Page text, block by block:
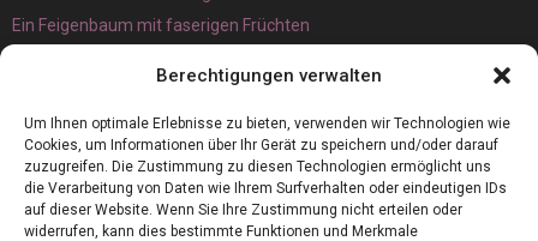
Berechtigungen verwalten
Um Ihnen optimale Erlebnisse zu bieten, verwenden wir Technologien wie
Cookies, um Informationen über Ihr Gerät zu speichern und/oder darauf
zuzugreifen. Die Zustimmung zu diesen Technologien ermöglicht uns
die Verarbeitung von Daten wie Ihrem Surfverhalten oder eindeutigen IDs
auf dieser Website. Wenn Sie Ihre Zustimmung nicht erteilen oder
widerrufen, kann dies bestimmte Funktionen und Merkmale
Ein Feigenbaum mit faserigen Früchten
Magnetangeln